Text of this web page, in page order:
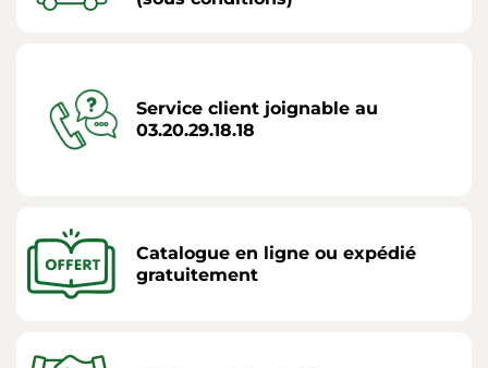
Service client joignable au
03.20.29.18.18
Catalogue en ligne ou expédié
gratuitement